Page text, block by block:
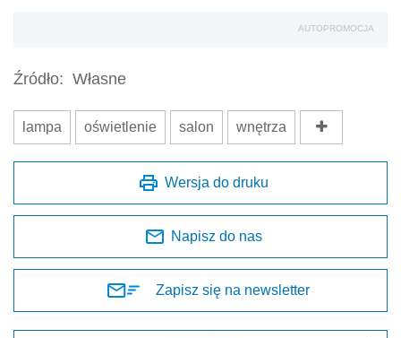
AUTOPROMOCJA
Źródło: Własne
lampa oświetlenie salon wnętrza
Wersja do druku
Napisz do nas
Zapisz się na newsletter